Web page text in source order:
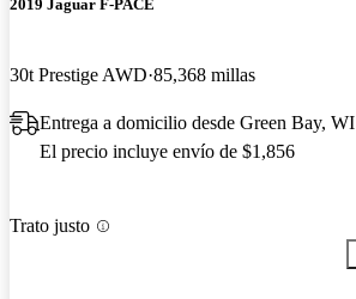
2019 Jaguar F-PACE
30t Prestige AWD 85,368 millas
Entrega a domicilio desde Green Bay, WI
El precio incluye envío de $1,856
Trato justo